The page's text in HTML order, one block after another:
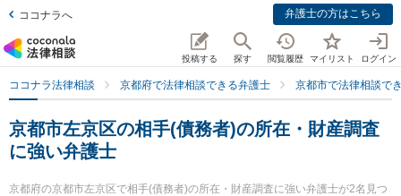
ココナラへ 弁護士の方はこちら
投稿する 探す 閲覧履歴 マイリスト ログイン
ココナラ法律相談 京都府で法律相談できる弁護士 京都市で法律相談で
京都市左京区の相手(債務者)の所在・財産調査
に強い弁護士
京都府の京都市左京区で相手(債務者)の所在・財産調査に強い弁護士が2名見つ